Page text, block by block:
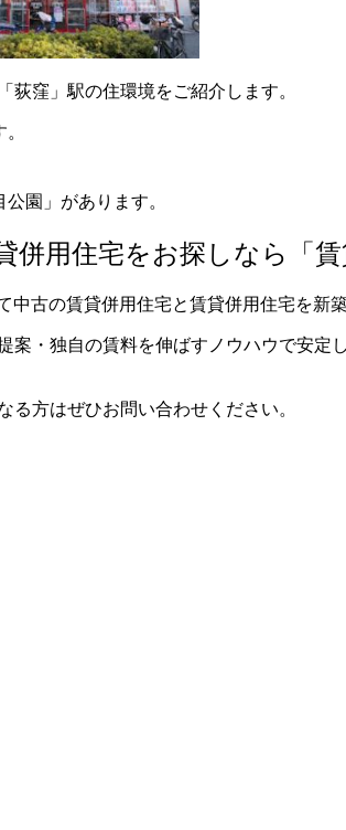
窪」駅の住環境をご紹介します。
園」があります。
用住宅をお探しなら「賃
中古の賃貸併用住宅と賃貸併用住宅を新
・独自の賃料を伸ばすノウハウで安
方はぜひお問い合わせください。